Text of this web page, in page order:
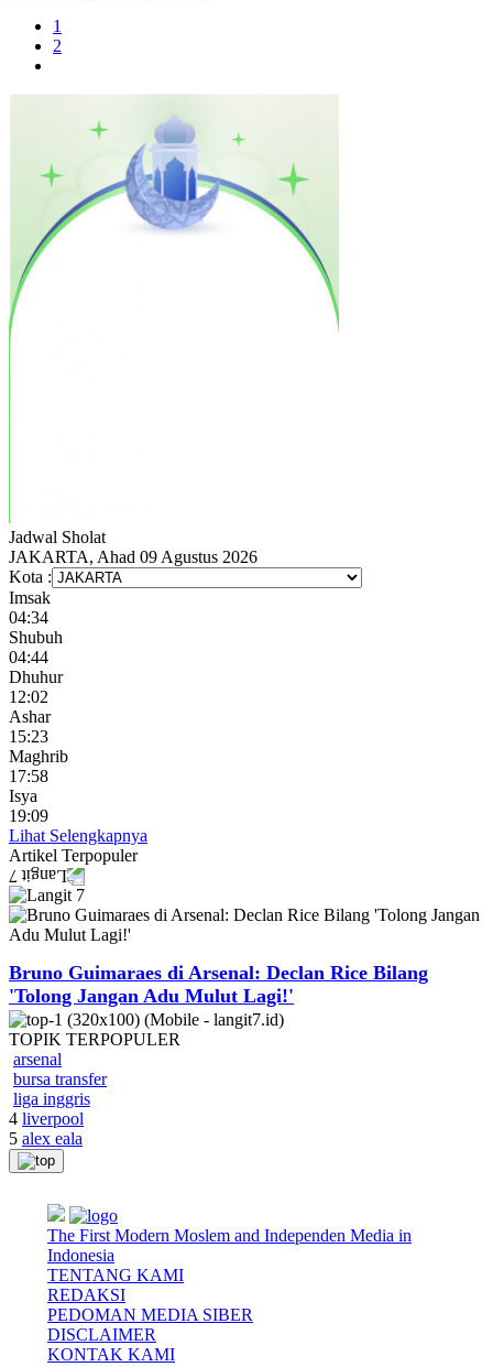
1
2
Jadwal Sholat
JAKARTA, Ahad 09 Agustus 2026
Kota :
Imsak
04:34
Shubuh
04:44
Dhuhur
12:02
Ashar
15:23
Maghrib
17:58
Isya
19:09
Lihat Selengkapnya
Artikel Terpopuler
Bruno Guimaraes di Arsenal: Declan Rice Bilang
'Tolong Jangan Adu Mulut Lagi!'
TOPIK TERPOPULER
arsenal
bursa transfer
liga inggris
4 liverpool
5 alex eala
The First Modern Moslem and Independen Media in
Indonesia
TENTANG KAMI
REDAKSI
PEDOMAN MEDIA SIBER
DISCLAIMER
KONTAK KAMI